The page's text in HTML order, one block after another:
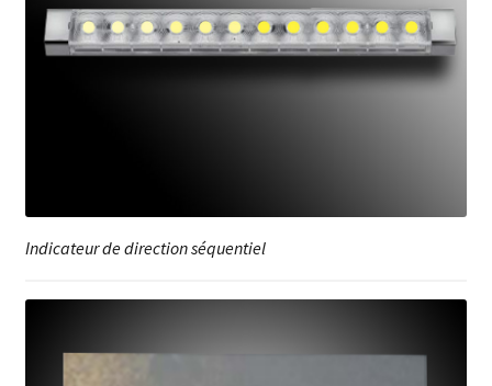
Indicateur de direction séquentiel